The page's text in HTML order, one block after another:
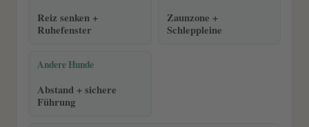
Reiz senken +
Ruhefenster
Zaunzone +
Schleppleine
Andere Hunde
Abstand + sichere
Führung